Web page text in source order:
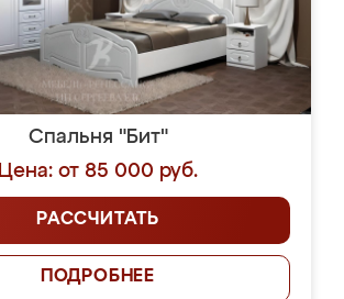
Спальня "Бит"
Цена: от 85 000 руб.
РАССЧИТАТЬ
ПОДРОБНЕЕ